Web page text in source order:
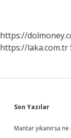
https://
https://laka.com.tr
Son Yazılar
Mantar yıkanırsa